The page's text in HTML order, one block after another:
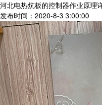
河北电热炕板的控制器作业原理
发布时间：2020-8-3 3:00:00